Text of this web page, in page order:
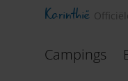
Karinthië
Campings